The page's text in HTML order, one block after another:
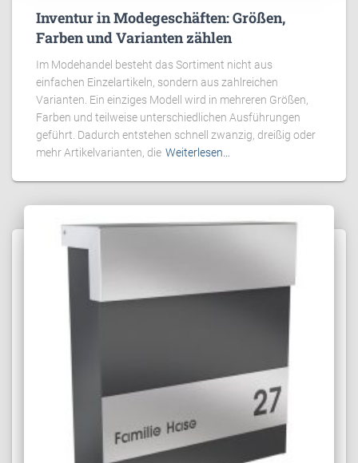
Inventur in Modegeschäften: Größen,
Farben und Varianten zählen
Im Modehandel besteht das Sortiment nicht aus
einfachen Einzelartikeln, sondern aus zahlreichen
Varianten. Ein einziges Modell wird in mehreren Größen,
Farben und teilweise unterschiedlichen Ausführungen
geführt. Dadurch entstehen schnell zwanzig, dreißig oder
mehr Artikelvarianten, die Weiterlesen…